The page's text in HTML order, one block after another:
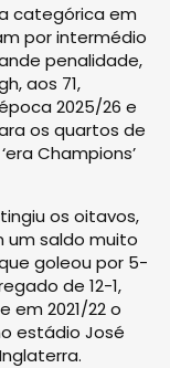
categórica em
por intermédio
penalidade,
aos 71,
2025/26 e
os quartos de
Champions’
os oitavos,
um saldo muito
goleou por 5-
de 12-1,
em 2021/22 o
estádio José